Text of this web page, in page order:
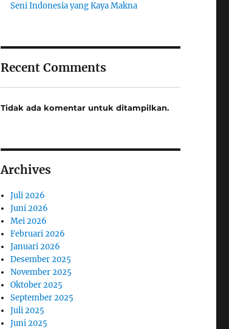
Seni Indonesia yang Kaya Makna
Recent Comments
Tidak ada komentar untuk ditampilkan.
Archives
Juli 2026
Juni 2026
Mei 2026
Februari 2026
Januari 2026
Desember 2025
November 2025
Oktober 2025
September 2025
Juli 2025
Juni 2025